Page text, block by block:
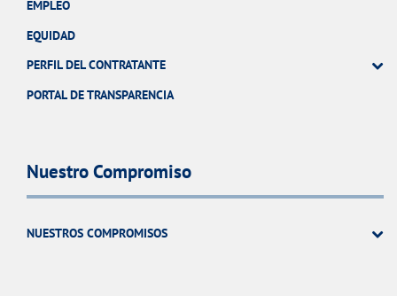
EMPLEO
EQUIDAD
PERFIL DEL CONTRATANTE
PORTAL DE TRANSPARENCIA
Nuestro Compromiso
NUESTROS COMPROMISOS